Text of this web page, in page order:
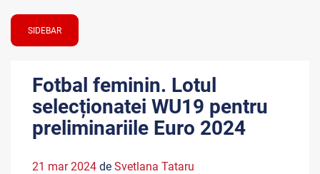
SIDEBAR
Fotbal feminin. Lotul
selecționatei WU19 pentru
preliminariile Euro 2024
21 mar 2024 de Svetlana Tataru